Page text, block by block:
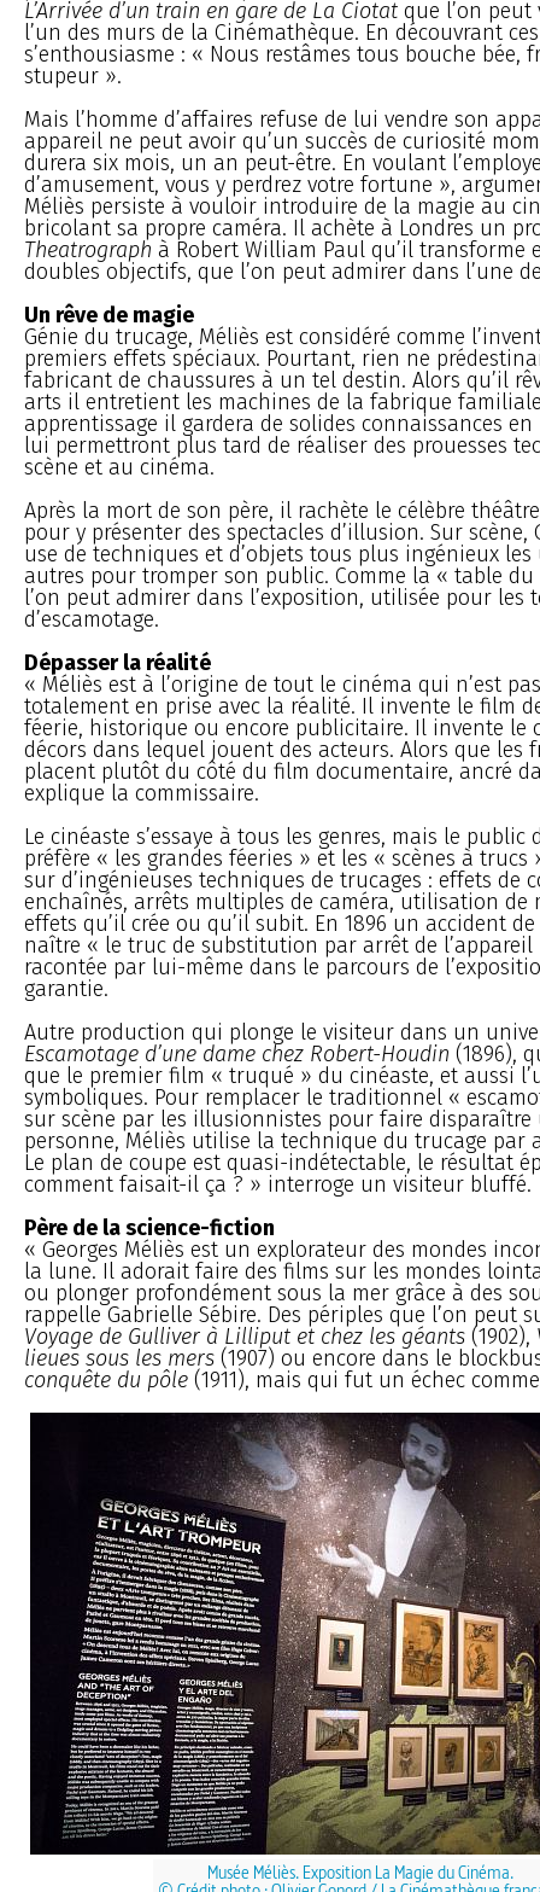
L’Arrivée d’un train en gare de La Ciotat que l’on
l’un des murs de la Cinémathèque. En découvrant
s’enthousiasme : « Nous restâmes tous bouche bée,
stupeur ».
Mais l’homme d’affaires refuse de lui vendre son
appareil ne peut avoir qu’un succès de curiosité
durera six mois, un an peut-être. En voulant
d’amusement, vous y perdrez votre fortune »,
Méliès persiste à vouloir introduire de la magie au
bricolant sa propre caméra. Il achète à Londres un
Theatrograph à Robert William Paul qu’il transforme
doubles objectifs, que l’on peut admirer dans l’une
Un rêve de magie
Génie du trucage, Méliès est considéré comme
premiers effets spéciaux. Pourtant, rien ne
fabricant de chaussures à un tel destin. Alors qu’il
arts il entretient les machines de la fabrique
apprentissage il gardera de solides connaissances
lui permettront plus tard de réaliser des prouesses
scène et au cinéma.
Après la mort de son père, il rachète le célèbre
pour y présenter des spectacles d’illusion. Sur scène,
use de techniques et d’objets tous plus ingénieux les
autres pour tromper son public. Comme la « table
l’on peut admirer dans l’exposition, utilisée pour les
d’escamotage.
Dépasser la réalité
« Méliès est à l’origine de tout le cinéma qui n’est
totalement en prise avec la réalité. Il invente le film
féerie, historique ou encore publicitaire. Il invente le
décors dans lequel jouent des acteurs. Alors que les
placent plutôt du côté du film documentaire, ancré
explique la commissaire.
Le cinéaste s’essaye à tous les genres, mais le public
préfère « les grandes féeries » et les « scènes à trucs
sur d’ingénieuses techniques de trucages : effets de
enchaînés, arrêts multiples de caméra, utilisation de
effets qu’il crée ou qu’il subit. En 1896 un accident
naître « le truc de substitution par arrêt de l’appareil
racontée par lui-même dans le parcours de
garantie.
Autre production qui plonge le visiteur dans un
Escamotage d’une dame chez Robert-Houdin (1896),
que le premier film « truqué » du cinéaste, et aussi
symboliques. Pour remplacer le traditionnel «
sur scène par les illusionnistes pour faire
personne, Méliès utilise la technique du trucage par
Le plan de coupe est quasi-indétectable, le résultat
comment faisait-il ça ? » interroge un visiteur bluffé.
Père de la science-fiction
« Georges Méliès est un explorateur des mondes
la lune. Il adorait faire des films sur les mondes
ou plonger profondément sous la mer grâce à des
rappelle Gabrielle Sébire. Des périples que l’on peut
Voyage de Gulliver à Lilliput et chez les géants (1902),
lieues sous les mers (1907) ou encore dans le
conquête du pôle (1911), mais qui fut un échec
Musée Méliès. Exposition La Magie du Cinéma.